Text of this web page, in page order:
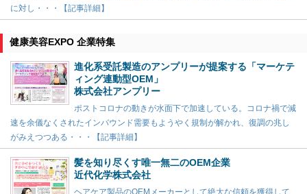
に対し・・・【記事詳細】
健康美容EXPO 企業特集
進化系受託製造のアンプリーが提案する「マーケテ
ィング連動型OEM」
株式会社アンプリー
ポストコロナの動きが水面下で加速している。コロナ禍で減
速を余儀なくされたインバウンド需要もようやく規制が解かれ、復調の兆し
がみえつつある・・・【記事詳細】
髪を知り尽くす唯一無二のOEM企業
近代化学株式会社